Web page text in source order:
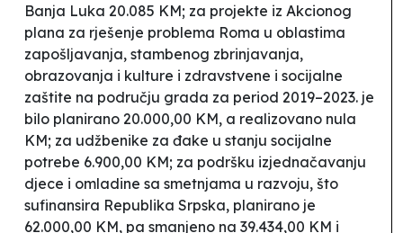
Banja Luka 20.085 KM; za projekte iz Akcionog
plana za rješenje problema Roma u oblastima
zapošljavanja, stambenog zbrinjavanja,
obrazovanja i kulture i zdravstvene i socijalne
zaštite na području grada za period 2019–2023. je
bilo planirano 20.000,00 KM, a realizovano nula
KM; za udžbenike za đake u stanju socijalne
potrebe 6.900,00 KM; za podršku izjednačavanju
djece i omladine sa smetnjama u razvoju, što
sufinansira Republika Srpska, planirano je
62.000,00 KM, pa smanjeno na 39.434,00 KM i